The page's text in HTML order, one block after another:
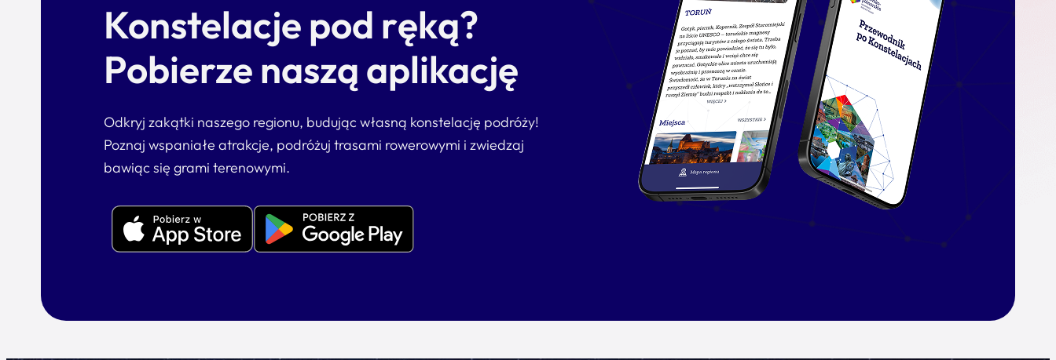
Konstelacje pod ręką?
Pobierze naszą aplikację
Odkryj zakątki naszego regionu, budując własną konstelację podróży!
Poznaj wspaniałe atrakcje, podróżuj trasami rowerowymi i zwiedzaj
bawiąc się grami terenowymi.